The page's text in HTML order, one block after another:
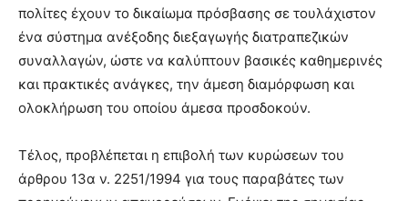
πολίτες έχουν το δικαίωμα πρόσβασης σε τουλάχιστον
ένα σύστημα ανέξοδης διεξαγωγής διατραπεζικών
συναλλαγών, ώστε να καλύπτουν βασικές καθημερινές
και πρακτικές ανάγκες, την άμεση διαμόρφωση και
ολοκλήρωση του οποίου άμεσα προσδοκούν.
Τέλος, προβλέπεται η επιβολή των κυρώσεων του
άρθρου 13α ν. 2251/1994 για τους παραβάτες των